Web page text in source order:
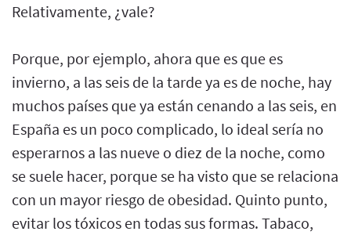
Relativamente, ¿vale?
Porque, por ejemplo, ahora que es que es
invierno, a las seis de la tarde ya es de noche, hay
muchos países que ya están cenando a las seis, en
España es un poco complicado, lo ideal sería no
esperarnos a las nueve o diez de la noche, como
se suele hacer, porque se ha visto que se relaciona
con un mayor riesgo de obesidad. Quinto punto,
evitar los tóxicos en todas sus formas. Tabaco,